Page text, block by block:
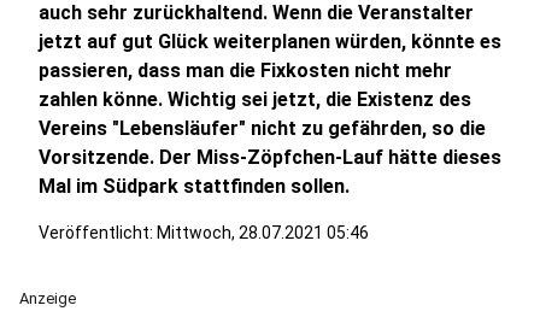
auch sehr zurückhaltend. Wenn die Veranstalter
jetzt auf gut Glück weiterplanen würden, könnte es
passieren, dass man die Fixkosten nicht mehr
zahlen könne. Wichtig sei jetzt, die Existenz des
Vereins "Lebensläufer" nicht zu gefährden, so die
Vorsitzende. Der Miss-Zöpfchen-Lauf hätte dieses
Mal im Südpark stattfinden sollen.
Veröffentlicht: Mittwoch, 28.07.2021 05:46
Anzeige